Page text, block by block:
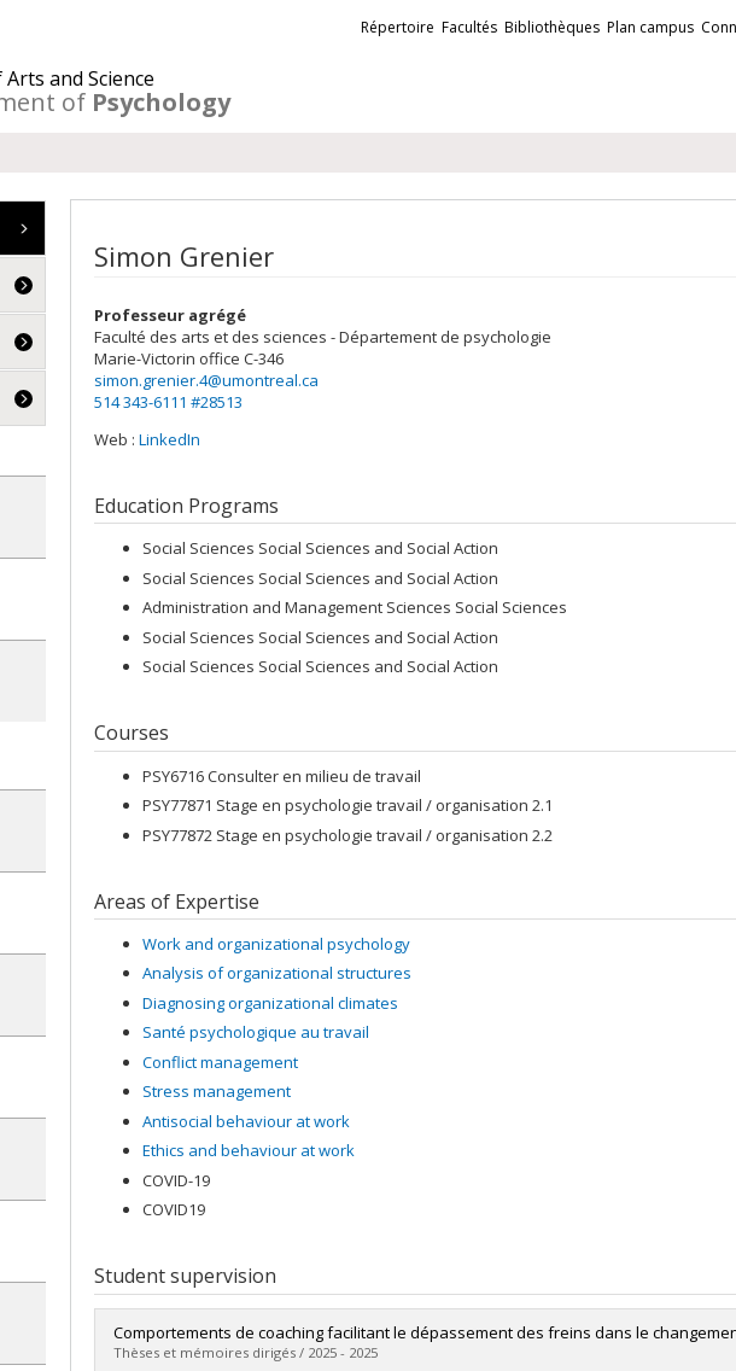
Arts and Science
of Psychology
Liens
externes
Répertoire Facultés Bibliothèques Plan campus
Simon Grenier
Professeur agrégé
Faculté des arts et des sciences - Département de psychologie
Marie-Victorin office C-346
simon.grenier.4@umontreal.ca
514 343-6111 #28513
Web : LinkedIn
Education Programs
Social Sciences Social Sciences and Social Action
Social Sciences Social Sciences and Social Action
Administration and Management Sciences Social Sciences
Social Sciences Social Sciences and Social Action
Social Sciences Social Sciences and Social Action
Courses
PSY6716 Consulter en milieu de travail
PSY77871 Stage en psychologie travail / organisation 2.1
PSY77872 Stage en psychologie travail / organisation 2.2
Areas of Expertise
Work and organizational psychology
Analysis of organizational structures
Diagnosing organizational climates
Santé psychologique au travail
Conflict management
Stress management
Antisocial behaviour at work
Ethics and behaviour at work
COVID-19
COVID19
Student supervision
Comportements de coaching facilitant le dépassement des freins dans le
Thèses et mémoires dirigés / 2025 - 2025